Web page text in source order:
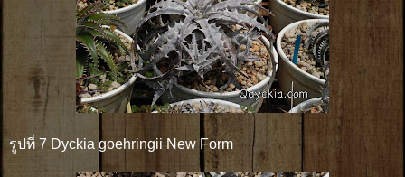
รูปที่ 7 Dyckia goehringii New Form